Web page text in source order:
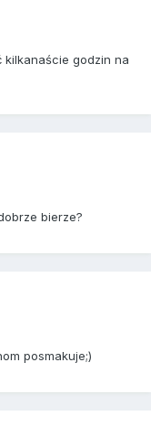
kilkanaście godzin na
bierze?
posmakuje;)